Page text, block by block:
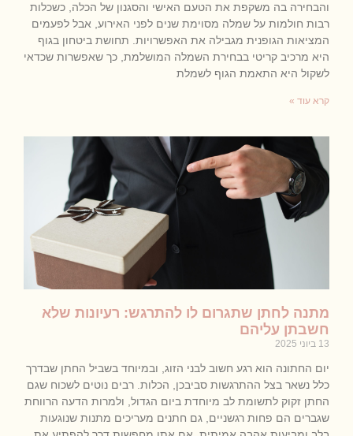
והבחירה בה משקפת את הטעם האישי והסגנון של הכלה, כשכלות
רבות חולמות על שמלה מסוימת שנים לפני האירוע, אבל לפעמים
המציאות הגופנית מגבילה את האפשרויות. תחושת ביטחון בגוף
היא מרכיב קריטי בבחירת השמלה המושלמת, כך שאפשרות שכדאי
לשקול היא התאמת הגוף לשמלת
קרא עוד »
מתנה לחתן שתגרום לו להתרגש: רעיונות שלא
חשבתן עליהם
13 ביוני 2025
יום החתונה הוא רגע חשוב לבני הזוג, ובמיוחד בשביל החתן שבדרך
כלל נשאר בצל ההתרגשות סביבכן, הכלות. רבים נוטים לשכוח שגם
החתן זקוק לתשומת לב מיוחדת ביום הגדול, ולמרות הדעה הרווחת
שגברים הם פחות רגשניים, גם חתנים מעריכים מתנות שנוגעות